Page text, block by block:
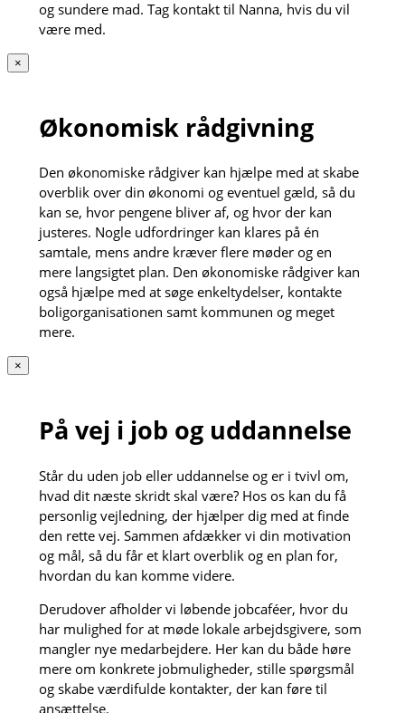
og sundere mad. Tag kontakt til Nanna, hvis du vil
være med.
×
Økonomisk rådgivning
Den økonomiske rådgiver kan hjælpe med at skabe
overblik over din økonomi og eventuel gæld, så du
kan se, hvor pengene bliver af, og hvor der kan
justeres. Nogle udfordringer kan klares på én
samtale, mens andre kræver flere møder og en
mere langsigtet plan. Den økonomiske rådgiver kan
også hjælpe med at søge enkeltydelser, kontakte
boligorganisationen samt kommunen og meget
mere.
×
På vej i job og uddannelse
Står du uden job eller uddannelse og er i tvivl om,
hvad dit næste skridt skal være? Hos os kan du få
personlig vejledning, der hjælper dig med at finde
den rette vej. Sammen afdækker vi din motivation
og mål, så du får et klart overblik og en plan for,
hvordan du kan komme videre.
Derudover afholder vi løbende jobcaféer, hvor du
har mulighed for at møde lokale arbejdsgivere, som
mangler nye medarbejdere. Her kan du både høre
mere om konkrete jobmuligheder, stille spørgsmål
og skabe værdifulde kontakter, der kan føre til
ansættelse.